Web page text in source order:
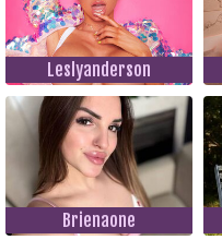
Leslyanderson
Brienaone